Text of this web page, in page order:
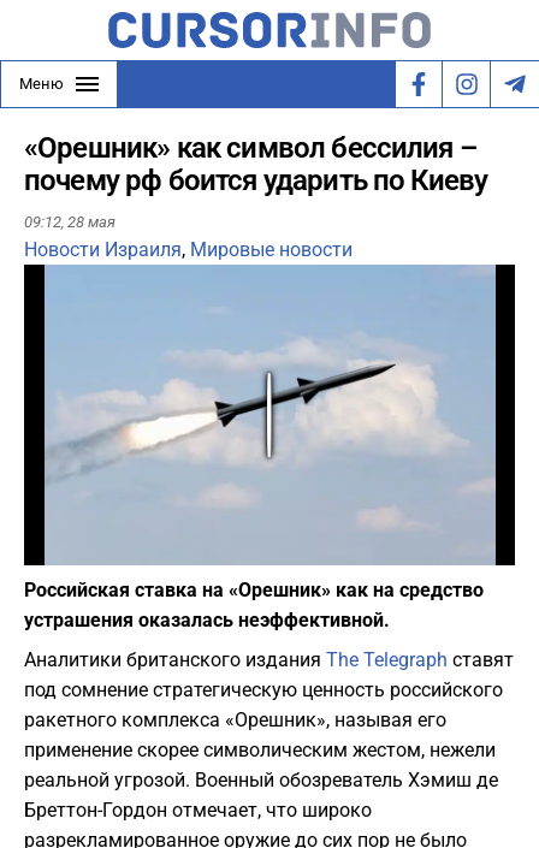
Меню
«Орешник» как символ бессилия –
почему рф боится ударить по Киеву
09:12, 28 мая
Новости Израиля, Мировые новости
Российская ставка на «Орешник» как на средство
устрашения оказалась неэффективной.
Аналитики британского издания The Telegraph ставят
под сомнение стратегическую ценность российского
ракетного комплекса «Орешник», называя его
применение скорее символическим жестом, нежели
реальной угрозой. Военный обозреватель Хэмиш де
Бреттон-Гордон отмечает, что широко
разрекламированное оружие до сих пор не было